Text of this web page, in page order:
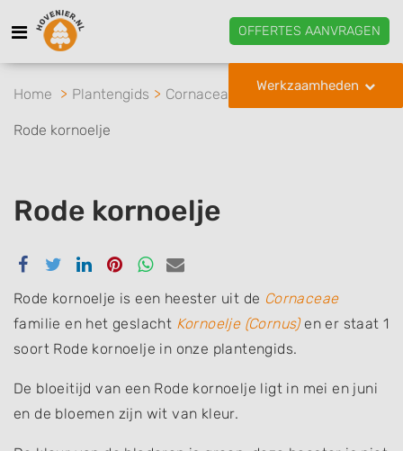
OFFERTES AANVRAGEN
Werkzaamheden
Home Plantengids Cornaceae Kornoelje
Rode kornoelje
Rode kornoelje
Delen
Facebook
Delen
Twitter
Delen
Linkedin
Delen
Pinterest
Delen
Whatsapp
Delen
email
Rode kornoelje is een heester uit de Cornaceae
familie en het geslacht Kornoelje (Cornus)en er staat 1
soort Rode kornoelje in onze plantengids.
De bloeitijd van een Rode kornoelje ligt in mei en juni
en de bloemen zijn wit van kleur.